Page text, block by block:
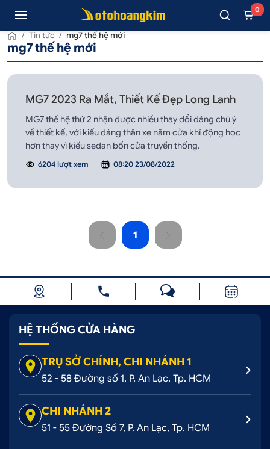
0
/ Tin tức / mg7 thế hệ mới
mg7 thế hệ mới
MG7 2023 Ra Mắt, Thiết Kế Đẹp Long Lanh
MG7 thế hệ thứ 2 nhận được nhiều thay đổi đáng chú ý
về thiết kế, với kiểu dáng thân xe năm cửa khí động học
hơn thay vì kiểu sedan bốn cửa truyền thống.
6204 lượt xem 08:20 23/08/2022
1
HỆ THỐNG CỬA HÀNG
TRỤ SỞ CHÍNH, CHI NHÁNH 1
52 - 58 Đường số 1, P. An Lạc, Tp. HCM
CHI NHÁNH 2
51 - 55 Đường Số 7, P. An Lạc, Tp. HCM